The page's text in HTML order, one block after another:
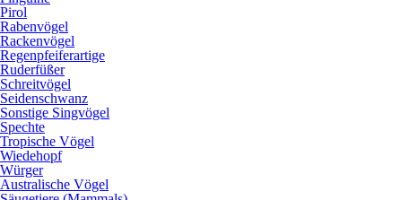
Pirol
Rabenvögel
Rackenvögel
Regenpfeiferartige
Ruderfüßer
Schreitvögel
Seidenschwanz
Sonstige Singvögel
Spechte
Tropische Vögel
Wiedehopf
Würger
Australische Vögel